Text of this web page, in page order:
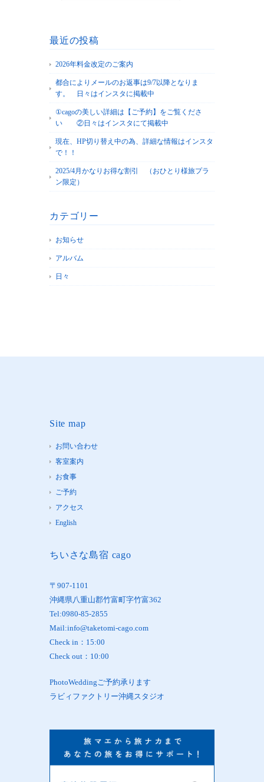
最近の投稿
2026年料金改定のご案内
都合によりメールのお返事は9/7以降となりま
す。 日々はインスタに掲載中
①cagoの美しい詳細は【ご予約】をご覧くださ
い ②日々はインスタにて掲載中
現在、HP切り替え中の為、詳細な情報はインスタ
で！！
2025/4月かなりお得な割引 （おひとり様旅プラ
ン限定）
カテゴリー
お知らせ
アルバム
日々
Site map
お問い合わせ
客室案内
お食事
ご予約
アクセス
English
ちいさな島宿 cago
〒907-1101
沖縄県八重山郡竹富町字竹富362
Tel:0980-85-2855
Mail:info@taketomi-cago.com
Check in：15:00
Check out：10:00
PhotoWeddingご予約承ります
ラビィファクトリー沖縄スタジオ